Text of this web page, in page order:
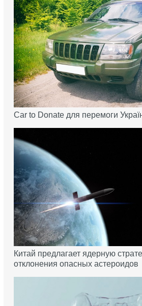
Car to Donate для перемоги
Китай предлагает ядерную
отклонения опасных астероидов